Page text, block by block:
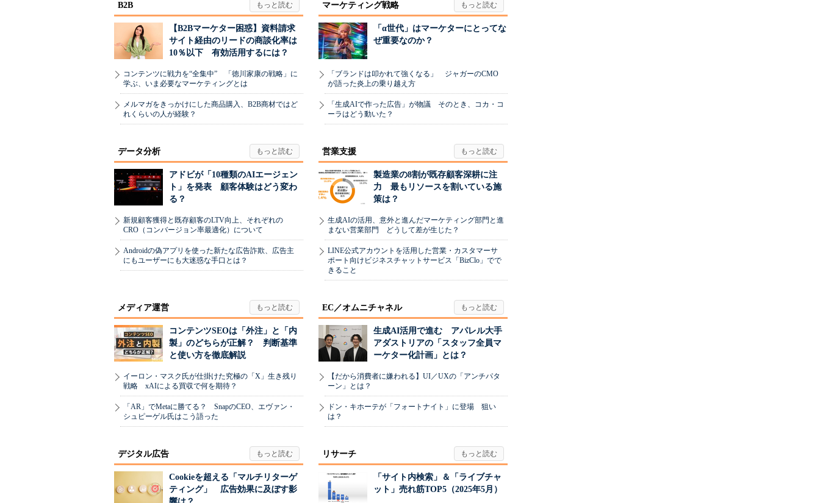
B2B
【B2Bマーケター困惑】資料請求
サイト経由のリードの商談化率は
10％以下 有効活用するには？
コンテンツに戦力を“全集中” 「徳川家康の戦略」に
学ぶ、いま必要なマーケティングとは
メルマガをきっかけにした商品購入、B2B商材ではど
れくらいの人が経験？
マーケティング戦略
「α世代」はマーケターにとってな
ぜ重要なのか？
「ブランドは叩かれて強くなる」 ジャガーのCMO
が語った炎上の乗り越え方
「生成AIで作った広告」が物議 そのとき、コカ・コ
ーラはどう動いた？
データ分析
アドビが「10種類のAIエージェン
ト」を発表 顧客体験はどう変わ
る？
新規顧客獲得と既存顧客のLTV向上、それぞれの
CRO（コンバージョン率最適化）について
Androidの偽アプリを使った新たな広告詐欺、広告主
にもユーザーにも大迷惑な手口とは？
営業支援
製造業の8割が既存顧客深耕に注
力 最もリソースを割いている施
策は？
生成AIの活用、意外と進んだマーケティング部門と進
まない営業部門 どうして差が生じた？
LINE公式アカウントを活用した営業・カスタマーサ
ポート向けビジネスチャットサービス「BizClo」でで
きること
メディア運営
コンテンツSEOは「外注」と「内
製」のどちらが正解？ 判断基準
と使い方を徹底解説
イーロン・マスク氏が仕掛けた究極の「X」生き残り
戦略 xAIによる買収で何を期待？
「AR」でMetaに勝てる？ SnapのCEO、エヴァン・
シュピーゲル氏はこう語った
EC／オムニチャネル
生成AI活用で進む アパレル大手
アダストリアの「スタッフ全員マ
ーケター化計画」とは？
【だから消費者に嫌われる】UI／UXの「アンチパタ
ーン」とは？
ドン・キホーテが「フォートナイト」に登場 狙い
は？
デジタル広告
Cookieを超える「マルチリターゲ
ティング」 広告効果に及ぼす影
リサーチ
「サイト内検索」＆「ライブチャ
ット」売れ筋TOP5（2025年5月）